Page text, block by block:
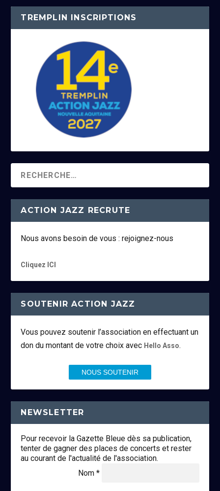
TREMPLIN INSCRIPTIONS
ACTION JAZZ RECRUTE
Nous avons besoin de vous : rejoignez-nous
Cliquez ICI
SOUTENIR ACTION JAZZ
Vous pouvez soutenir l’association en effectuant un
don du montant de votre choix avec Hello Asso.
NOUS SOUTENIR
NEWSLETTER
Pour recevoir la Gazette Bleue dès sa publication,
tenter de gagner des places de concerts et rester
au courant de l'actualité de l'association.
Nom *